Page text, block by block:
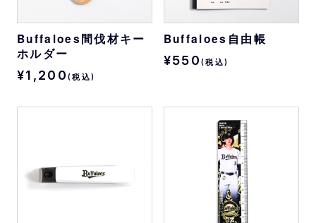
Buffaloes間伐材キー
ホルダー
¥1,200 (税込)
Buffaloes自由帳
¥550(税込)